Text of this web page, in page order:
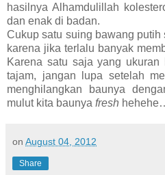
hasilnya Alhamdulillah
dan enak di badan.
Cukup satu suing bawang
karena jika terlalu banyak
Karena satu saja yang
tajam, jangan lupa setelah
menghilangkan baunya
mulut kita baunya fresh
on August 04, 2012
Share